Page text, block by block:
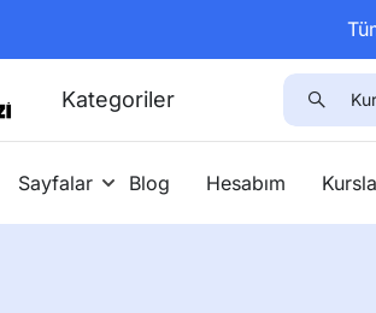
Kategoriler
Sayfalar Blog Hesabım